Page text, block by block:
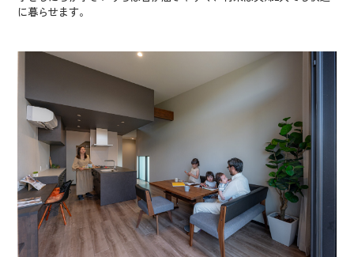
に暮らせます。